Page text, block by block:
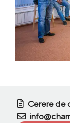
Cerere de